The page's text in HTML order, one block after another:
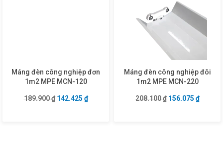
Máng đèn công nghiệp đơn
1m2 MPE MCN-120
189.900₫ Giá gốc là: 189.900 ₫.
142.425 ₫Giá hiện tại là: 142.425 ₫.
Máng đèn công nghiệp đôi
1m2 MPE MCN-220
208.100₫ Giá gốc là:
156.075 ₫Giá